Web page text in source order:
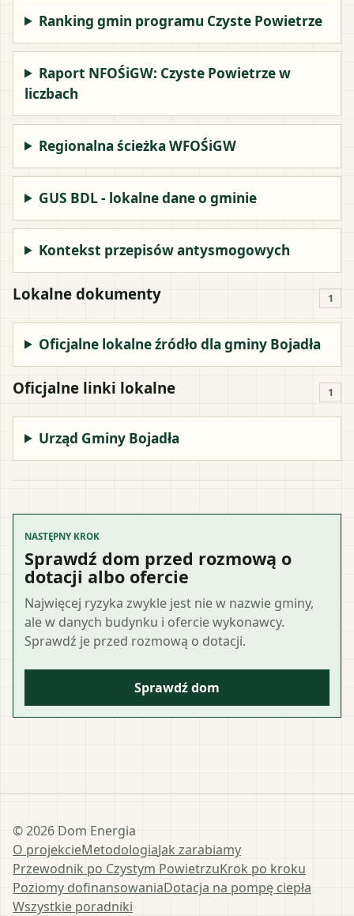
Ranking gmin programu Czyste Powietrze
Raport NFOŚiGW: Czyste Powietrze w
liczbach
Regionalna ścieżka WFOŚiGW
GUS BDL - lokalne dane o gminie
Kontekst przepisów antysmogowych
Lokalne dokumenty 1
Oficjalne lokalne źródło dla gminy Bojadła
Oficjalne linki lokalne 1
Urząd Gminy Bojadła
NASTĘPNY KROK
Sprawdź dom przed rozmową o
dotacji albo ofercie
Najwięcej ryzyka zwykle jest nie w nazwie gminy,
ale w danych budynku i ofercie wykonawcy.
Sprawdź je przed rozmową o dotacji.
Sprawdź dom
©2026 Dom Energia
O projekcieMetodologiaJak zarabiamy
Przewodnik po Czystym PowietrzuKrok po kroku
Poziomy dofinansowaniaDotacja na pompę ciepła
Wszystkie poradniki